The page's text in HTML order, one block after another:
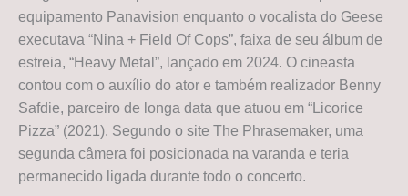
equipamento Panavision enquanto o vocalista do Geese
executava “Nina + Field Of Cops”, faixa de seu álbum de
estreia, “Heavy Metal”, lançado em 2024. O cineasta
contou com o auxílio do ator e também realizador Benny
Safdie, parceiro de longa data que atuou em “Licorice
Pizza” (2021). Segundo o site The Phrasemaker, uma
segunda câmera foi posicionada na varanda e teria
permanecido ligada durante todo o concerto.